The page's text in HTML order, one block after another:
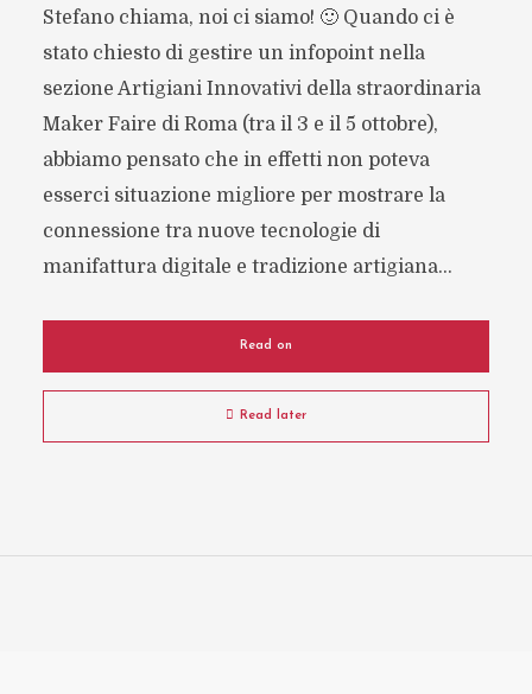
Stefano chiama, noi ci siamo! 🙂 Quando ci è
stato chiesto di gestire un infopoint nella
sezione Artigiani Innovativi della straordinaria
Maker Faire di Roma (tra il 3 e il 5 ottobre),
abbiamo pensato che in effetti non poteva
esserci situazione migliore per mostrare la
connessione tra nuove tecnologie di
manifattura digitale e tradizione artigiana...
Read on
Read later